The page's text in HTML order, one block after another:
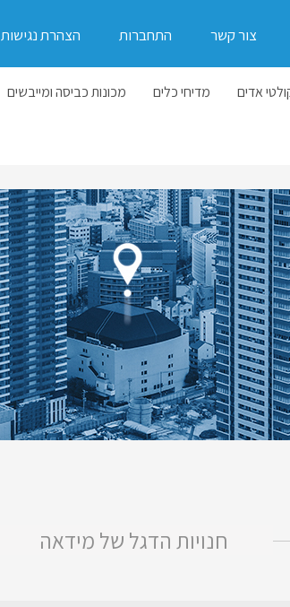
צור קשר התחברות הצהרת נגישות
אדים מדיחי כלים מכונות כביסה ומייבשים
חנויות הדגל של מידאה